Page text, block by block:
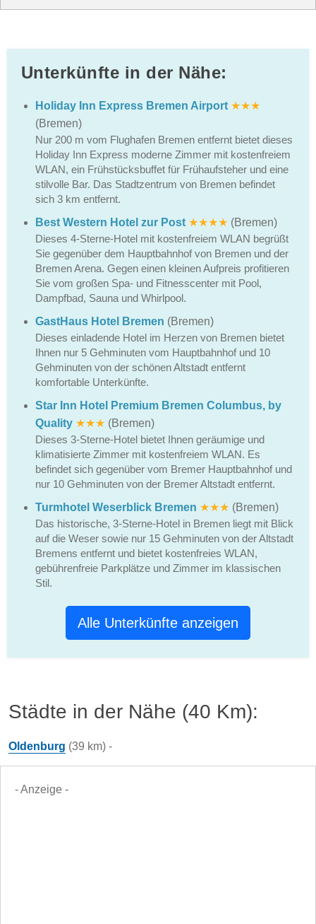
Unterkünfte in der Nähe:
Holiday Inn Express Bremen Airport ★★★
(Bremen)
Nur 200 m vom Flughafen Bremen entfernt bietet dieses
Holiday Inn Express moderne Zimmer mit kostenfreiem
WLAN, ein Frühstücksbuffet für Frühaufsteher und eine
stilvolle Bar. Das Stadtzentrum von Bremen befindet
sich 3 km entfernt.
Best Western Hotel zur Post ★★★★ (Bremen)
Dieses 4-Sterne-Hotel mit kostenfreiem WLAN begrüßt
Sie gegenüber dem Hauptbahnhof von Bremen und der
Bremen Arena. Gegen einen kleinen Aufpreis profitieren
Sie vom großen Spa- und Fitnesscenter mit Pool,
Dampfbad, Sauna und Whirlpool.
GastHaus Hotel Bremen (Bremen)
Dieses einladende Hotel im Herzen von Bremen bietet
Ihnen nur 5 Gehminuten vom Hauptbahnhof und 10
Gehminuten von der schönen Altstadt entfernt
komfortable Unterkünfte.
Star Inn Hotel Premium Bremen Columbus, by
Quality ★★★ (Bremen)
Dieses 3-Sterne-Hotel bietet Ihnen geräumige und
klimatisierte Zimmer mit kostenfreiem WLAN. Es
befindet sich gegenüber vom Bremer Hauptbahnhof und
nur 10 Gehminuten von der Bremer Altstadt entfernt.
Turmhotel Weserblick Bremen ★★★ (Bremen)
Das historische, 3-Sterne-Hotel in Bremen liegt mit Blick
auf die Weser sowie nur 15 Gehminuten von der Altstadt
Bremens entfernt und bietet kostenfreies WLAN,
gebührenfreie Parkplätze und Zimmer im klassischen
Stil.
Alle Unterkünfte anzeigen
Städte in der Nähe (40 Km):
Oldenburg (39 km) -
- Anzeige -